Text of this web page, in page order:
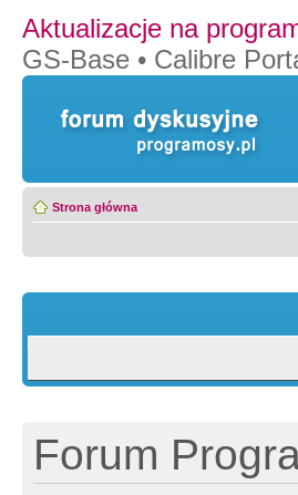
Aktualizacje na
GS-Base • Calibre
Strona główna
Forum